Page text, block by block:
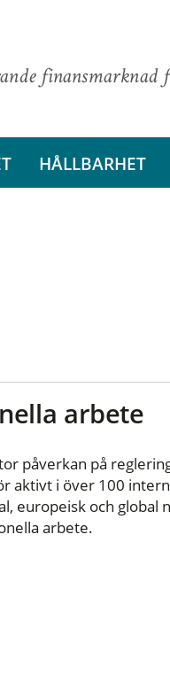
finansmarknad
HÅLLBARHET
arbete
påverkan på
aktivt i över 100
europeisk och global
arbete.